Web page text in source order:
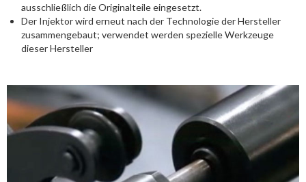
ausschließlich die Originalteile eingesetzt.
Der Injektor wird erneut nach der Technologie der Hersteller
zusammengebaut; verwendet werden spezielle Werkzeuge
dieser Hersteller